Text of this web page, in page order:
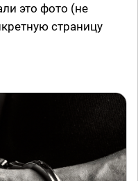
это фото (не
страницу